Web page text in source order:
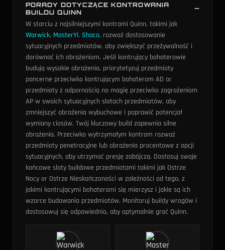
PORADY DOTYCZĄCE KONTROWANIA
BUILDU QUINN
W starciu z najsilniejszymi kontrami Quinn, takimi jak
Warwick, MasterYi, Shaco, rozważ dostosowanie
sytuacyjnych przedmiotów, aby zwiększyć przeżywalność i
dorównać ich obrażeniom. Jeśli kontrujący bohaterowie
budują wysokie obrażenia, priorytetyzuj przedmioty
pancerne przeciwko kontrującym bohaterom AD or
przedmioty z odpornością na magię przeciwko zagrożeniom
AP w swoich sytuacyjnych slotach przedmiotów, aby
zmniejszyć obrażenia wybuchowe i poprawić potencjał
wymiany ciosów. Twój kluczowy build zapewnia silne
obrażenia. Przeciwko wytrzymałym kontrom rozważ
przedmioty penetracyjne lub obrażenia procentowe z opcji
sytuacyjnych, aby utrzymać presję zabójczą. Dostosuj swoje
końcowe sloty buildowe przedmiotami takimi jak Ostrze
Nocy or Ostrze Nieskończoności w zależności od tego, z
jakimi kontrującymi bohaterami się mierzysz i jakie są ich
wzorce budowania przedmiotów. Monitoruj buildy wrogów i
dostosowuj się odpowiednio, aby optymalnie grać Quinn.